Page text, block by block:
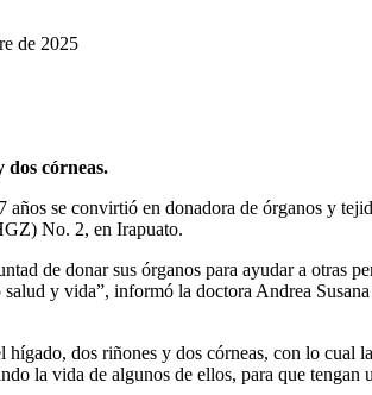
de 2025
dos córneas.
años se convirtió en donadora de órganos y
No. 2, en Irapuato.
de donar sus órganos para ayudar a
y vida”, informó la doctora Andrea
dos riñones y dos córneas, con lo cual
la vida de algunos de ellos, para que tengan